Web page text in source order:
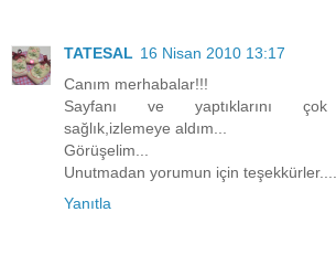
TATESAL 16 Nisan 2010 13:17
Canım merhabalar!!!
Sayfanı ve yaptıklarını çok
sağlık,izlemeye aldım...
Görüşelim...
Unutmadan yorumun için teşekkürler....
Yanıtla